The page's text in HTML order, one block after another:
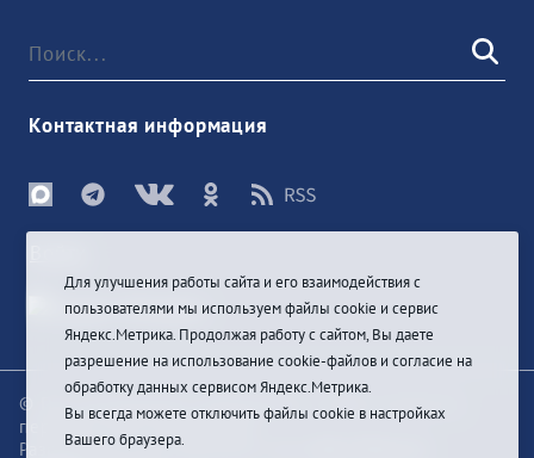
Контактная информация
© При цитировании информации с сайта ссылка на
первоисточник обязательна
Разработка и техподдержка сайта
Для улучшения работы сайта и его взаимодействия с
пользователями мы используем файлы cookie и сервис
Яндекс.Метрика. Продолжая работу с сайтом, Вы даете
разрешение на использование cookie-файлов и согласие на
обработку данных сервисом Яндекс.Метрика.
Вы всегда можете отключить файлы cookie в настройках
Вашего браузера.